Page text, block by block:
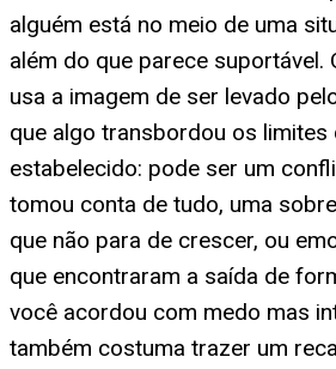
alguém está no meio de uma
além do que parece suportável.
usa a imagem de ser levado
que algo transbordou os limites
estabelecido: pode ser um
tomou conta de tudo, uma
que não para de crescer, ou
que encontraram a saída de
você acordou com medo mas
também costuma trazer um